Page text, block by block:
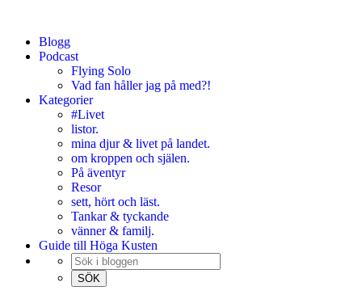
Blogg
Podcast
Flying Solo
Vad fan håller jag på med?!
Kategorier
#Livet
listor.
mina djur & livet på landet.
om kroppen och själen.
På äventyr
Resor
sett, hört och läst.
Tankar & tyckande
vänner & familj.
Guide till Höga Kusten